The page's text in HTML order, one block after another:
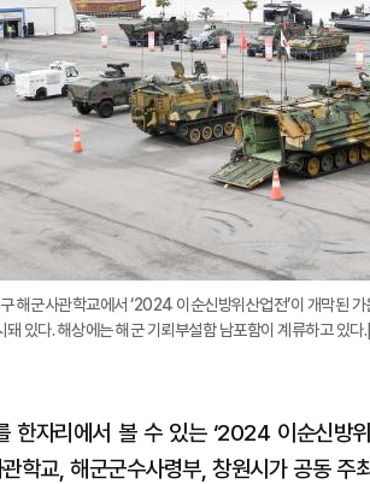
해군사관학교에서 ‘2024 이순신방위산업전’이 개막된
돼 있다. 해상에는 해군 기뢰부설함 남포함이 계류하고 있다
한자리에서 볼 수 있는 ‘2024 이순신방
학교, 해군군수사령부, 창원시가 공동 주